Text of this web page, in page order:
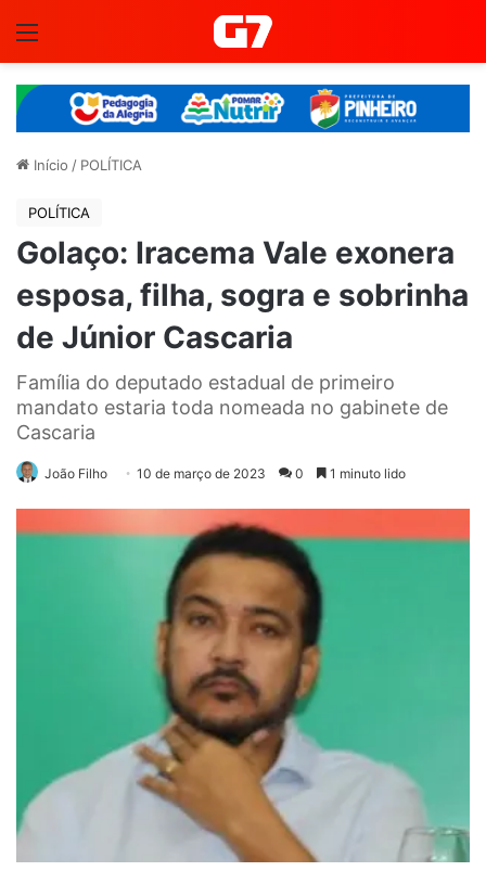
Início / POLÍTICA
POLÍTICA
Golaço: Iracema Vale exonera
esposa, filha, sogra e sobrinha
de Júnior Cascaria
Família do deputado estadual de primeiro
mandato estaria toda nomeada no gabinete de
Cascaria
João Filho 10 de março de 2023 0 1 minuto lido